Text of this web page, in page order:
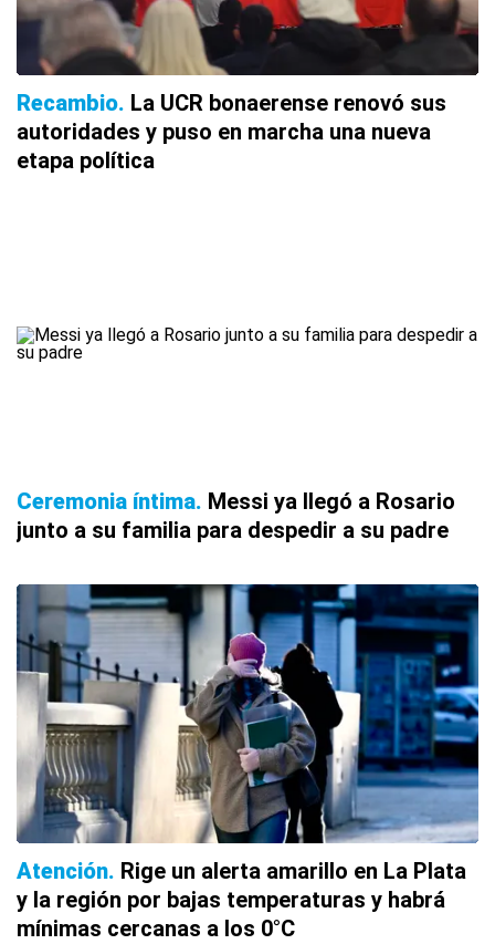
Recambio La UCR bonaerense renovó sus
autoridades y puso en marcha una nueva
etapa política
Ceremonia íntima Messi ya llegó a Rosario
junto a su familia para despedir a su padre
Atención Rige un alerta amarillo en La Plata
y la región por bajas temperaturas y habrá
mínimas cercanas a los 0°C